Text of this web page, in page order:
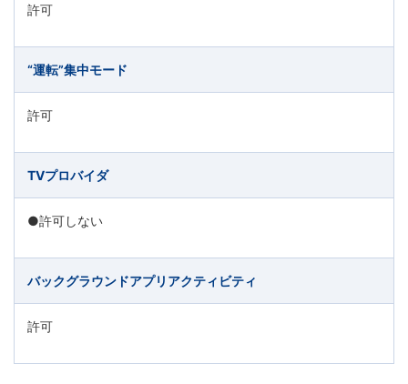
許可
“運転”集中モード
許可
TVプロバイダ
●許可しない
バックグラウンドアプリアクティビティ
許可